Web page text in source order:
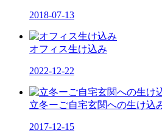
2018-07-13
オフィス生け込み
2022-12-22
立冬ーご自宅玄関への生け込
2017-12-15